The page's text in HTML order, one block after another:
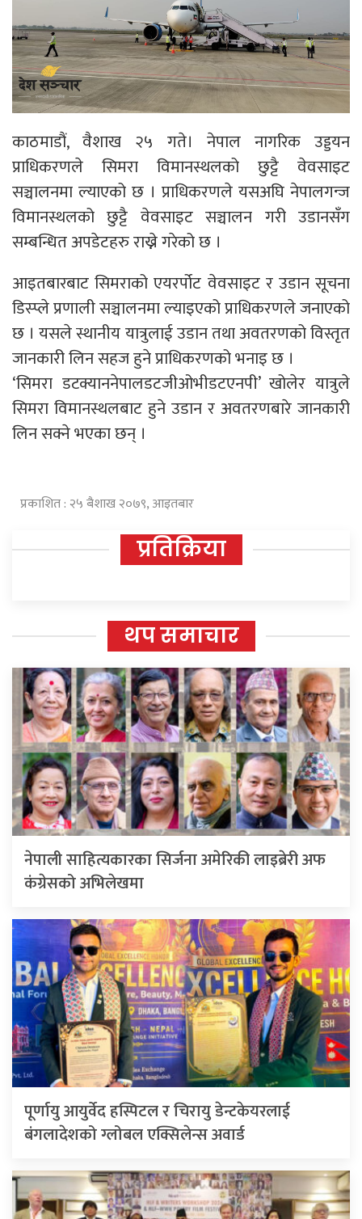
काठमाडौं, वैशाख २५ गते। नेपाल नागरिक उड्डयन
प्राधिकरणले सिमरा विमानस्थलको छुट्टै वेवसाइट
सञ्चालनमा ल्याएको छ । प्राधिकरणले यसअघि नेपालगन्ज
विमानस्थलको छुट्टै वेवसाइट सञ्चालन गरी उडानसँग
सम्बन्धित अपडेटहरु राख्ने गरेको छ ।
आइतबारबाट सिमराको एयरर्पोट वेवसाइट र उडान सूचना
डिस्प्ले प्रणाली सञ्चालनमा ल्याइएको प्राधिकरणले जनाएको
छ । यसले स्थानीय यात्रुलाई उडान तथा अवतरणको विस्तृत
जानकारी लिन सहज हुने प्राधिकरणको भनाइ छ ।
‘सिमरा डटक्याननेपालडटजीओभीडटएनपी’ खोलेर यात्रुले
सिमरा विमानस्थलबाट हुने उडान र अवतरणबारे जानकारी
लिन सक्ने भएका छन् ।
प्रकाशित : २५ बैशाख २०७९, आइतबार
प्रतिक्रिया
थप समाचार
नेपाली साहित्यकारका सिर्जना अमेरिकी लाइब्रेरी अफ
कंग्रेसको अभिलेखमा
पूर्णायु आयुर्वेद हस्पिटल र चिरायु डेन्टकेयरलाई
बंगलादेशको ग्लोबल एक्सिलेन्स अवार्ड